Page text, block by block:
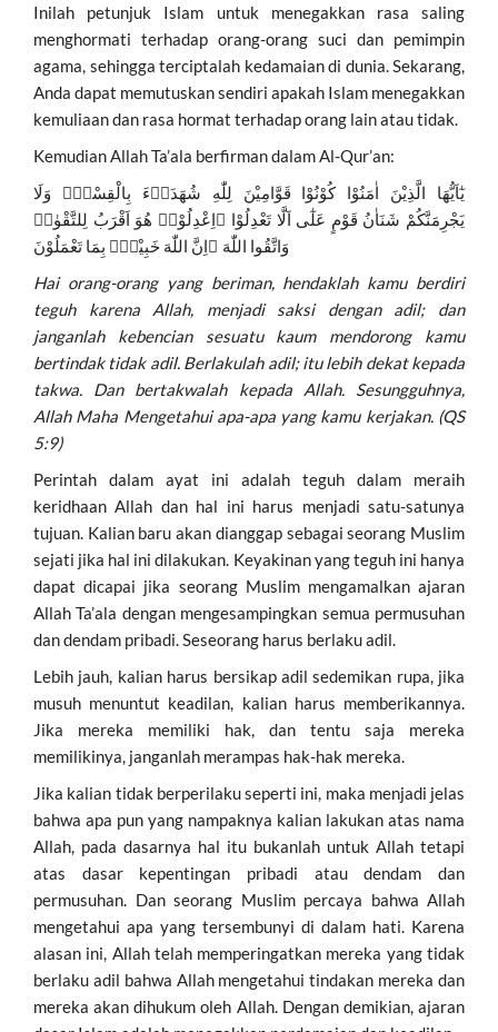
Inilah petunjuk Islam untuk menegakkan rasa saling
menghormati terhadap orang-orang suci dan pemimpin
agama, sehingga terciptalah kedamaian di dunia. Sekarang,
Anda dapat memutuskan sendiri apakah Islam menegakkan
kemuliaan dan rasa hormat terhadap orang lain atau tidak.
Kemudian Allah Ta’ala berfirman dalam Al-Qur’an:
يٰٓاَيُّهَا الَّذِيْنَ اٰمَنُوْا كُوْنُوْا قَوَّامِيْنَ لِلّٰهِ شُهَدَاۤءَ بِالْقِسْطِۖ وَلَا
يَجْرِمَنَّكُمْ شَنَاٰنُ قَوْمٍ عَلٰٓى اَلَّا تَعْدِلُوْا ۗاِعْدِلُوْاۗ هُوَ اَقْرَبُ لِلتَّقْوٰىۖ
وَاتَّقُوا اللّٰهَ ۗاِنَّ اللّٰهَ خَبِيْرٌۢ بِمَا تَعْمَلُوْنَ
Hai orang-orang yang beriman, hendaklah kamu berdiri
teguh karena Allah, menjadi saksi dengan adil; dan
janganlah kebencian sesuatu kaum mendorong kamu
bertindak tidak adil. Berlakulah adil; itu lebih dekat kepada
takwa. Dan bertakwalah kepada Allah. Sesungguhnya,
Allah Maha Mengetahui apa-apa yang kamu kerjakan. (QS
5:9)
Perintah dalam ayat ini adalah teguh dalam meraih
keridhaan Allah dan hal ini harus menjadi satu-satunya
tujuan. Kalian baru akan dianggap sebagai seorang Muslim
sejati jika hal ini dilakukan. Keyakinan yang teguh ini hanya
dapat dicapai jika seorang Muslim mengamalkan ajaran
Allah Ta’ala dengan mengesampingkan semua permusuhan
dan dendam pribadi. Seseorang harus berlaku adil.
Lebih jauh, kalian harus bersikap adil sedemikan rupa, jika
musuh menuntut keadilan, kalian harus memberikannya.
Jika mereka memiliki hak, dan tentu saja mereka
memilikinya, janganlah merampas hak-hak mereka.
Jika kalian tidak berperilaku seperti ini, maka menjadi jelas
bahwa apa pun yang nampaknya kalian lakukan atas nama
Allah, pada dasarnya hal itu bukanlah untuk Allah tetapi
atas dasar kepentingan pribadi atau dendam dan
permusuhan. Dan seorang Muslim percaya bahwa Allah
mengetahui apa yang tersembunyi di dalam hati. Karena
alasan ini, Allah telah memperingatkan mereka yang tidak
berlaku adil bahwa Allah mengetahui tindakan mereka dan
mereka akan dihukum oleh Allah. Dengan demikian, ajaran